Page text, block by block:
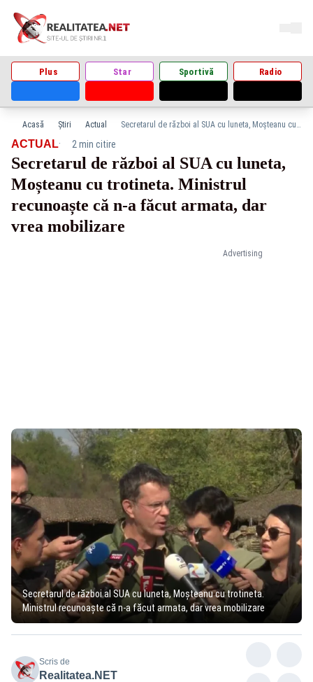
Plus Star Sportivă Radio
Acasă Știri Actual Secretarul de război al SUA cu luneta, Moșteanu cu trotineta. Ministrul recunoaște că n-a făcut armata, dar vrea mobilizare
Advertising
ACTUAL· 2 min citire
Secretarul de război al SUA cu luneta,
Moșteanu cu trotineta. Ministrul
recunoaște că n-a făcut armata, dar
vrea mobilizare
Secretarul de război al SUA cu luneta, Moșteanu cu trotineta.
Ministrul recunoaște că n-a făcut armata, dar vrea mobilizare
Scris de
Realitatea.NET